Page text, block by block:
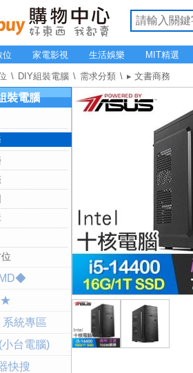
位 家電影視 生活娛樂 MIT精選
DIY組裝電腦 需求分類 ▸ 文書商務
裝電腦
★
統專區
台電腦)
快搜